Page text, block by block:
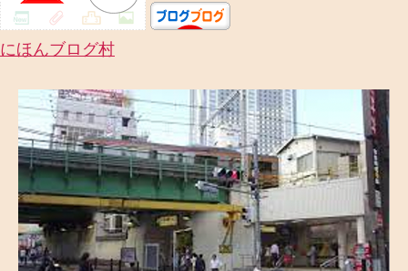
にほんブログ村